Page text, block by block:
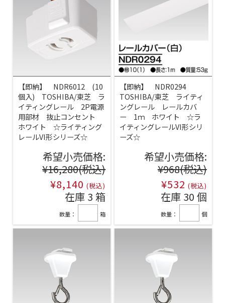
【即納】 NDR6012 (10
個入) TOSHIBA/東芝 ラ
イティングレール 2P電源
用部材 抜止コンセント
ホワイト ☆ライティング
レールVI形シリーズ☆
希望小売価格:
¥16,280(税込)
¥8,140 (税込)
在庫 3 箱
数量： 箱
【即納】 NDR0294
TOSHIBA/東芝 ライティ
ングレール レールカバ
ー 1ｍ ホワイト ☆ラ
イティングレールVI形シリ
ーズ☆
希望小売価格:
¥968(税込)
¥532 (税込)
在庫 30 個
数量： 個